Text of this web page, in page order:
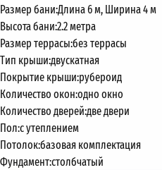
Размер бани:Длина 6 м, Ширина 4 м
Высота бани:2.2 метра
Размер террасы:без террасы
Тип крыши:двускатная
Покрытие крыши:рубероид
Количество окон:одно окно
Количество дверей:две двери
Пол:с утеплением
Потолок:базовая комплектация
Фундамент:столбчатый